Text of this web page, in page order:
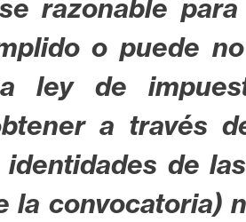
razonable
o puede
ley de
a través
de
la convocatoria)